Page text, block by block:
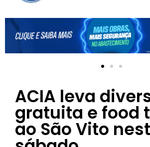
ACIA leva
gratuita e food
ao São Vito